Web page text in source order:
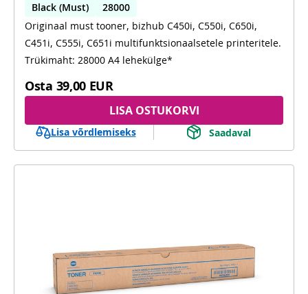
Black (Must)
28000
C450i, C550i, C650i, C451i, C555i, C651i
Originaal must tooner, bizhub C450i, C550i, C650i,
C451i, C555i, C651i multifunktsionaalsetele printeritele.
Trükimaht: 28000 A4 lehekülge*
Osta 39,00 EUR
LISA OSTUKORVI
Lisa võrdlemiseks Saadaval